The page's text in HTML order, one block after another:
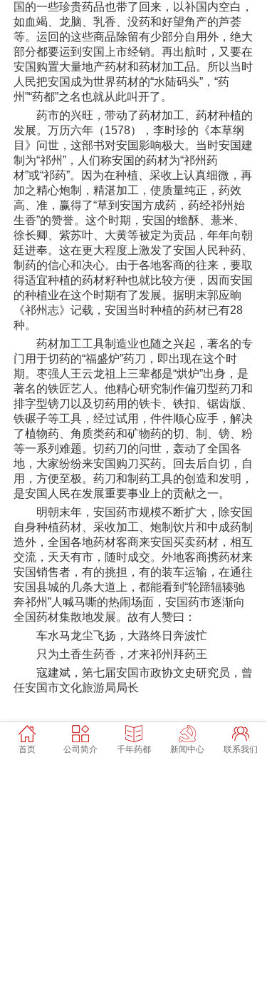
国的一些珍贵药品也带了回来，以补国内空白，
如血竭、龙脑、乳香、没药和好望角产的芦荟
等。运回的这些商品除留有少部分自用外，绝大
部分都要运到安国上市经销。再出航时，又要在
安国购置大量地产药材和药材加工品。所以当时
人民把安国成为世界药材的“水陆码头”，“药
州”“药都”之名也就从此叫开了。
药市的兴旺，带动了药材加工、药材种植的
发展。万历六年（1578），李时珍的《本草纲
目》问世，这部书对安国影响极大。当时安国建
制为“祁州”，人们称安国的药材为“祁州药
材”或“祁药”。因为在种植、采收上认真细微，再
加之精心炮制，精湛加工，使质量纯正，药效
高、准，赢得了“草到安国方成药，药经祁州始
生香”的赞誉。这个时期，安国的蟾酥、薏米、
徐长卿、紫苏叶、大黄等被定为贡品，年年向朝
廷进奉。这在更大程度上激发了安国人民种药、
制药的信心和决心。由于各地客商的往来，要取
得适宜种植的药材籽种也就比较方便，因而安国
的种植业在这个时期有了发展。据明末郭应晌
《祁州志》记载，安国当时种植的药材已有28
种。
药材加工工具制造业也随之兴起，著名的专
门用于切药的“福盛炉”药刀，即出现在这个时
期。枣强人王云龙祖上三辈都是“烘炉”出身，是
著名的铁匠艺人。他精心研究制作偏刃型药刀和
排字型镑刀以及切药用的铁卡、铁扣、锯齿版、
铁碾子等工具，经过试用，件件顺心应手，解决
了植物药、角质类药和矿物药的切、制、镑、粉
等一系列难题。切药刀的问世，轰动了全国各
地，大家纷纷来安国购刀买药。回去后自切，自
用，方便至极。药刀和制药工具的创造和发明，
是安国人民在发展重要事业上的贡献之一。
明朝末年，安国药市规模不断扩大，除安国
自身种植药材、采收加工、炮制饮片和中成药制
造外，全国各地药材客商来安国买卖药材，相互
交流，天天有市，随时成交。外地客商携药材来
安国销售者，有的挑担，有的装车运输，在通往
安国县城的几条大道上，都能看到“轮蹄辐辏驰
奔祁州”人喊马嘶的热闹场面，安国药市逐渐向
全国药材集散地发展。故有人赞曰：
车水马龙尘飞扬，大路终日奔波忙
只为土香生药香，才来祁州拜药王
寇建斌，第七届安国市政协文史研究员，曾
任安国市文化旅游局局长
首页 公司简介 千年药都 新闻中心 联系我们